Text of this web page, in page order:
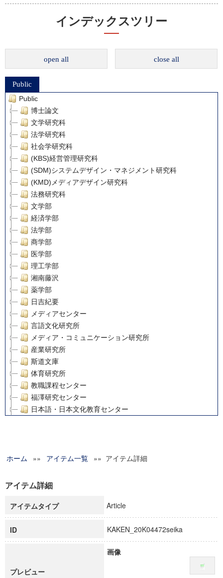
インデックスツリー
open all close all
Public
Public
博士論文
文学研究科
法学研究科
社会学研究科
(KBS)経営管理研究科
(SDM)システムデザイン・マネジメント研究科
(KMD)メディアデザイン研究科
法務研究科
文学部
経済学部
法学部
商学部
医学部
理工学部
湘南藤沢
薬学部
日吉紀要
メディアセンター
言語文化研究所
メディア・コミュニケーション研究所
産業研究所
斯道文庫
体育研究所
教職課程センター
福澤研究センター
日本語・日本文化教育センター
グローバルリサーチインスティテュート
科学研究費補助金研究成果報告書
慶應義塾大学グローバルCOEプログラム市民社会ガバナンス
慶應義塾大学グローバルCOEプログラム論理と感性の先端的
博士課程教育リーディングプログラム「超成熟社会発展のサ
学術雑誌掲載論文等(8)
ホーム »» アイテム一覧 »» アイテム詳細
アイテム詳細
アイテムタイプ Article
ID KAKEN_20K04472seika
プレビュー
画像